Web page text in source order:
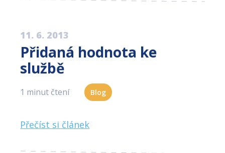
11. 6. 2013
Přidaná hodnota ke
službě
1 minut čtení Blog
Přečíst si článek